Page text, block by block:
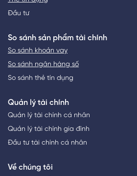
Đầu tư
So sánh sản phẩm tài chính
So sánh khoản vay
So sánh ngân hàng số
So sánh thẻ tín dụng
Quản lý tài chính
Quản lý tài chính cá nhân
Quản lý tài chính gia đình
Đầu tư tài chính cá nhân
Về chúng tôi